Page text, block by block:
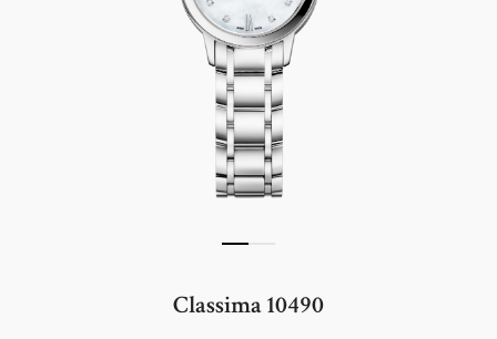
Classima 10490